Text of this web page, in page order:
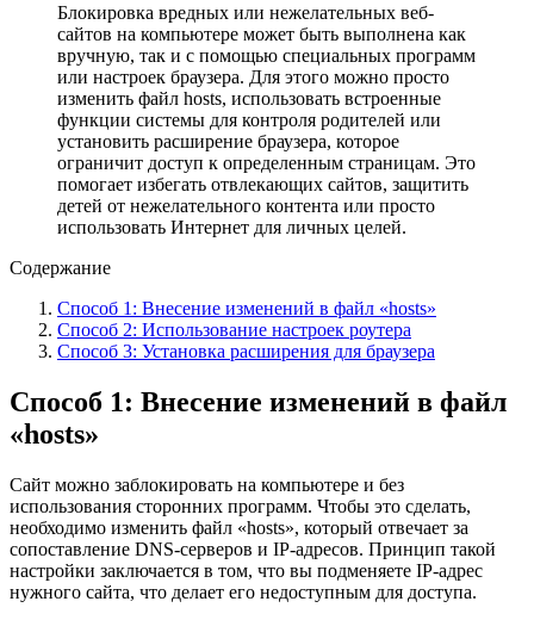
Блокировка вредных или нежелательных веб-
сайтов на компьютере может быть выполнена как
вручную, так и с помощью специальных программ
или настроек браузера. Для этого можно просто
изменить файл hosts, использовать встроенные
функции системы для контроля родителей или
установить расширение браузера, которое
ограничит доступ к определенным страницам. Это
помогает избегать отвлекающих сайтов, защитить
детей от нежелательного контента или просто
использовать Интернет для личных целей.
Содержание
Способ 1: Внесение изменений в файл «hosts»
Способ 2: Использование настроек роутера
Способ 3: Установка расширения для браузера
Способ 1: Внесение изменений в файл
«hosts»
Сайт можно заблокировать на компьютере и без
использования сторонних программ. Чтобы это сделать,
необходимо изменить файл «hosts», который отвечает за
сопоставление DNS-серверов и IP-адресов. Принцип такой
настройки заключается в том, что вы подменяете IP-адрес
нужного сайта, что делает его недоступным для доступа.